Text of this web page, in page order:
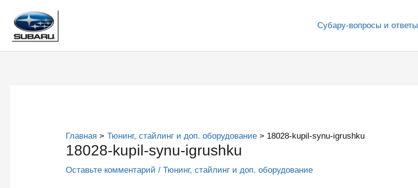
содержимому
Субару-вопросы и ответы
Главная Тюнинг, стайлинг и доп. оборудование 18028-kupil-synu-igrushku
18028-kupil-synu-igrushku
Оставьте комментарий /Тюнинг, стайлинг и доп. оборудование